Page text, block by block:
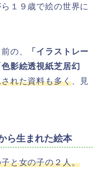
１９歳で絵の世界に
の、
「イラストレー
影絵透視紙芝居幻
れた資料も多く、見
ら生まれた絵本
と女の子の２人。